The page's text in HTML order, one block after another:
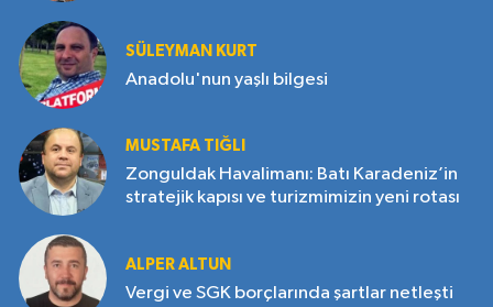
SÜLEYMAN KURT
Anadolu'nun yaşlı bilgesi
MUSTAFA TIĞLI
Zonguldak Havalimanı: Batı Karadeniz’in
stratejik kapısı ve turizmimizin yeni rotası
ALPER ALTUN
Vergi ve SGK borçlarında şartlar netleşti